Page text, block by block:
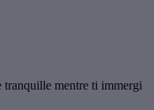
tranquille mentre ti immergi